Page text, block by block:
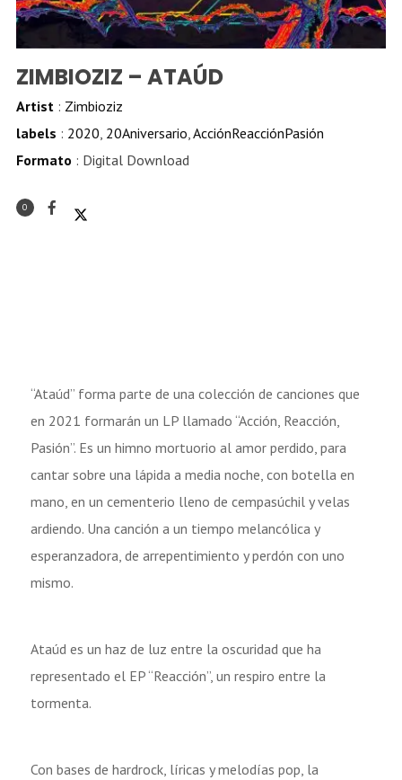
“Ataúd” forma parte de una colección de canciones que
en 2021 formarán un LP llamado “Acción, Reacción,
Pasión”. Es un himno mortuorio al amor perdido, para
cantar sobre una lápida a media noche, con botella en
mano, en un cementerio lleno de cempasúchil y velas
ardiendo. Una canción a un tiempo melancólica y
esperanzadora, de arrepentimiento y perdón con uno
mismo.
Ataúd es un haz de luz entre la oscuridad que ha
representado el EP “Reacción”, un respiro entre la
tormenta.
Con bases de hardrock, líricas y melodías pop, la
ZIMBIOZIZ – ATAÚD
Artist: Zimbioziz
labels : 2020, 20Aniversario,AcciónReacciónPasión
Formato : Digital Download
0